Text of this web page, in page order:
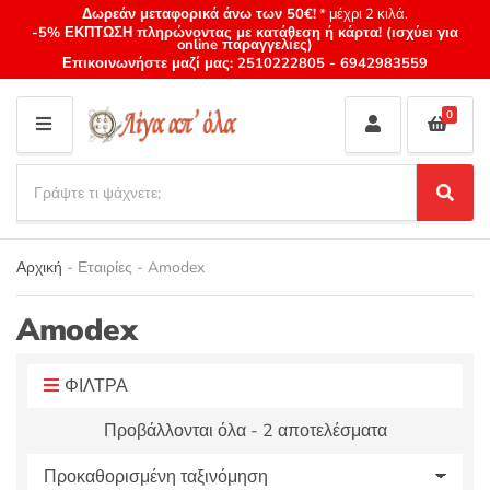
Δωρεάν μεταφορικά άνω των 50€!* μέχρι 2 κιλά.
-5% ΕΚΠΤΩΣΗ πληρώνοντας με κατάθεση ή κάρτα! (ισχύει για
online παραγγελίες)
Επικοινωνήστε μαζί μας: 2510222805 - 6942983559
M
E
N
U
Category
name
a
r
c
h
p
r
S
e
a
c
0
Αρχική - Εταιρίες - Amodex
Amodex
ΦΙΛΤΡΑ
Προβάλλονται όλα - 2 αποτελέσματα